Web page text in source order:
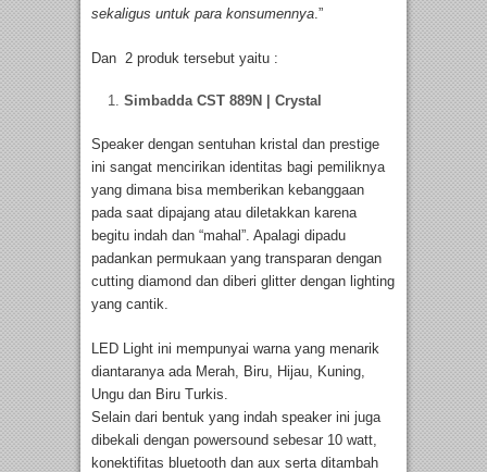
sekaligus untuk para konsumennya .”
Dan 2 produk tersebut yaitu :
Simbadda CST 889N | Crystal
Speaker dengan sentuhan kristal dan prestige
ini sangat mencirikan identitas bagi pemiliknya
yang dimana bisa memberikan kebanggaan
pada saat dipajang atau diletakkan karena
begitu indah dan “mahal”. Apalagi dipadu
padankan permukaan yang transparan dengan
cutting diamond dan diberi glitter dengan lighting
yang cantik.
LED Light ini mempunyai warna yang menarik
diantaranya ada Merah, Biru, Hijau, Kuning,
Ungu dan Biru Turkis.
Selain dari bentuk yang indah speaker ini juga
dibekali dengan powersound sebesar 10 watt,
konektifitas bluetooth dan aux serta ditambah